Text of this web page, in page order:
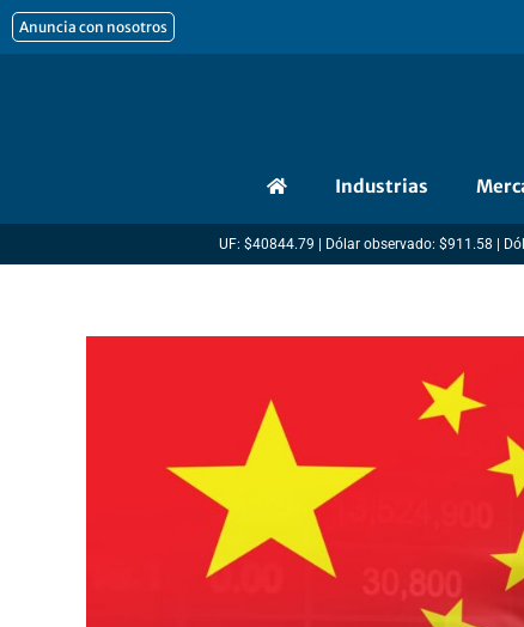
al
Anuncia con nosotros
Industrias
UF: $40844.79 | Dólar observado: $911.58 |